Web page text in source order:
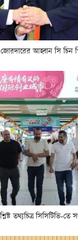
জোরদারের আহ্বান সি চিন
তথ্যচিত্র সিসিটিভি-তে